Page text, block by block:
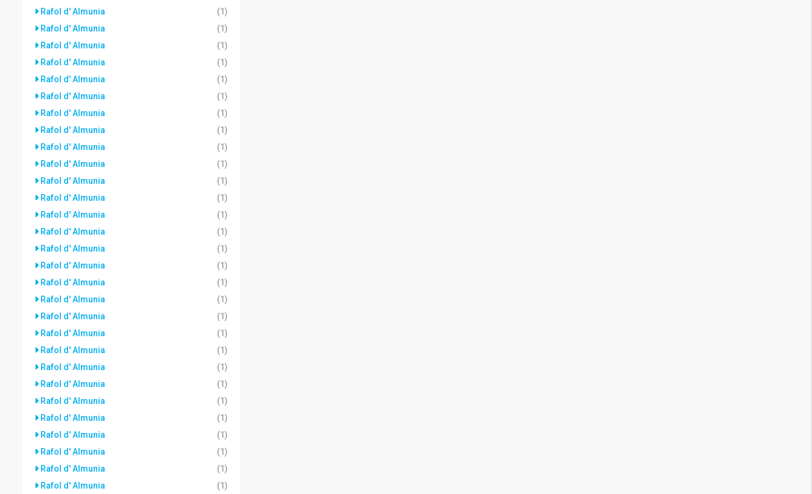
Rafol d' Almunia
(1)
Rafol d' Almunia
(1)
Rafol d' Almunia
(1)
Rafol d' Almunia
(1)
Rafol d' Almunia
(1)
Rafol d' Almunia
(1)
Rafol d' Almunia
(1)
Rafol d' Almunia
(1)
Rafol d' Almunia
(1)
Rafol d' Almunia
(1)
Rafol d' Almunia
(1)
Rafol d' Almunia
(1)
Rafol d' Almunia
(1)
Rafol d' Almunia
(1)
Rafol d' Almunia
(1)
Rafol d' Almunia
(1)
Rafol d' Almunia
(1)
Rafol d' Almunia
(1)
Rafol d' Almunia
(1)
Rafol d' Almunia
(1)
Rafol d' Almunia
(1)
Rafol d' Almunia
(1)
Rafol d' Almunia
(1)
Rafol d' Almunia
(1)
Rafol d' Almunia
(1)
Rafol d' Almunia
(1)
Rafol d' Almunia
(1)
Rafol d' Almunia
(1)
Rafol d' Almunia
(1)